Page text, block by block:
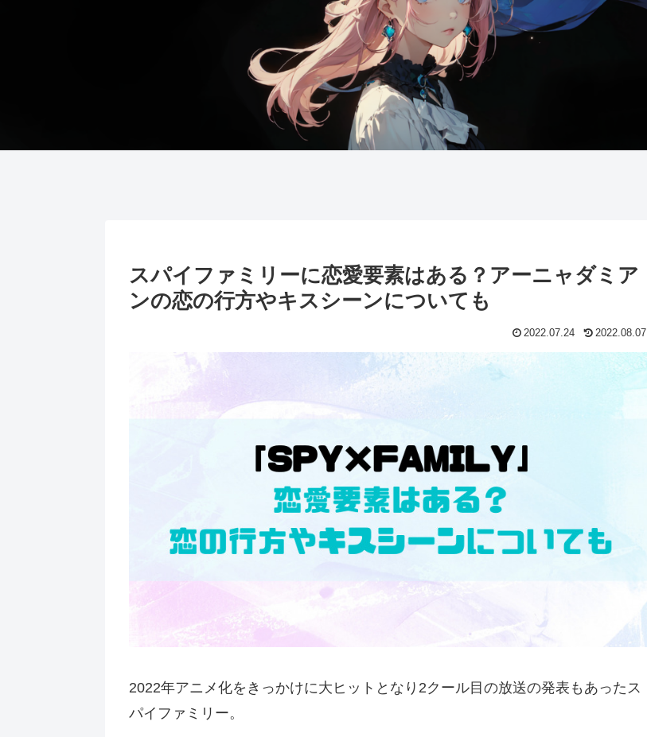
スパイファミリーに恋愛要素はある？アーニャダミア
ンの恋の行方やキスシーンについても
2022.07.24 2022.08.07
2022年アニメ化をきっかけに大ヒットとなり2クール目の放送の発表もあったス
パイファミリー。